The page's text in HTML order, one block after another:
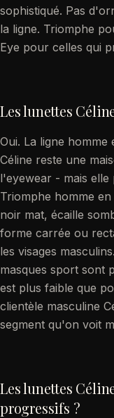
sophistiqué. Pas
la ligne. Triomphe
Eye pour celles qui
Les lunettes
Oui. La ligne homme
Céline reste une
l'eyewear - mais elle
Triomphe homme
noir mat, écaille
forme carrée ou
les visages
masques sport sont
est plus faible que
clientèle masculine
segment qu'on voit
Les lunettes
progressifs ?